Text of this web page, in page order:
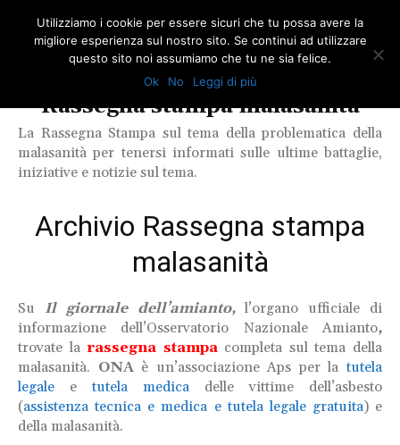
Rassegna stampa malasanità
La Rassegna Stampa sul tema della problematica della
malasanità per tenersi informati sulle ultime battaglie,
iniziative e notizie sul tema.
Archivio Rassegna stampa
malasanità
Su Il giornale dell’amianto,l’organo ufficiale di
informazione dell’Osservatorio Nazionale Amianto,
trovate larassegna stampa completa sul tema della
malasanità. ONAè un’associazione Aps per latutela
legale e tutela medica delle vittime dell’asbesto
(assistenza tecnica e medica e tutela legale gratuita) e
della malasanità.
Utilizziamo i cookie per essere sicuri che tu possa avere la
migliore esperienza sul nostro sito. Se continui ad utilizzare
questo sito noi assumiamo che tu ne sia felice.
Ok
No Leggi di più